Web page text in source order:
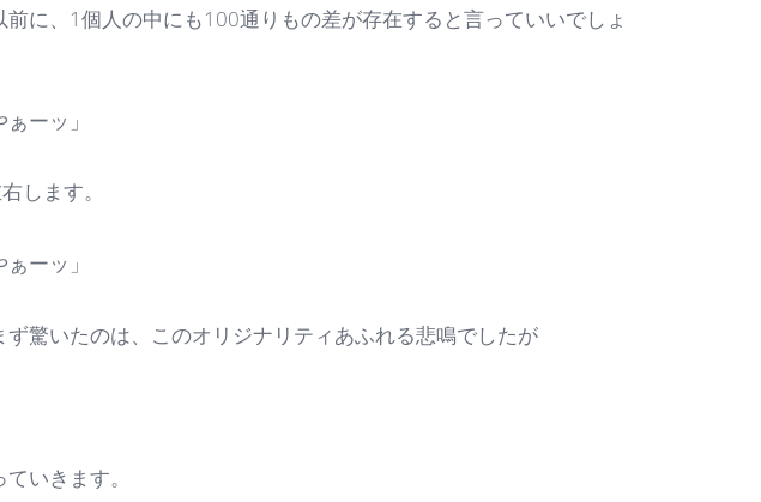
、1個人の中にも100通りもの差が存在すると言っていいでしょ
ーッ」
します。
ーッ」
驚いたのは、このオリジナリティあふれる悲鳴でしたが
いきます。